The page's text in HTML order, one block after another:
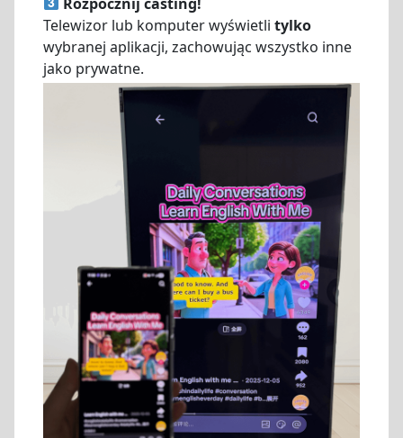
Telewizor lub komputer wyświetli tylko
wybranej aplikacji, zachowując wszystko inne
jako prywatne.